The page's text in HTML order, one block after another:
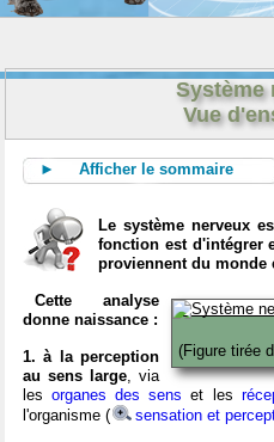
Système
Vue
► Afficher le sommaire
Le système nerveux
fonction est d'intégrer
proviennent du monde
(Figure tirée
Cette analyse
donne naissance :
1. à la perception
au sens large, via
lesorganes des sens et les
l'organisme (
sensation et